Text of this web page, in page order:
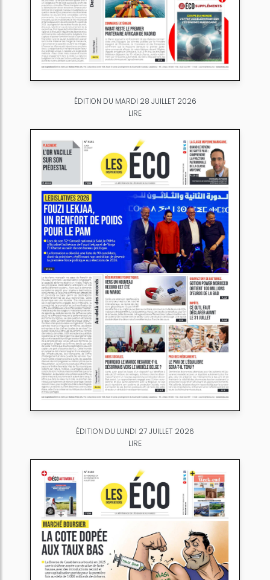
ÉDITION DU MARDI 28 JUILLET 2026
LIRE
ÉDITION DU LUNDI 27 JUILLET 2026
LIRE